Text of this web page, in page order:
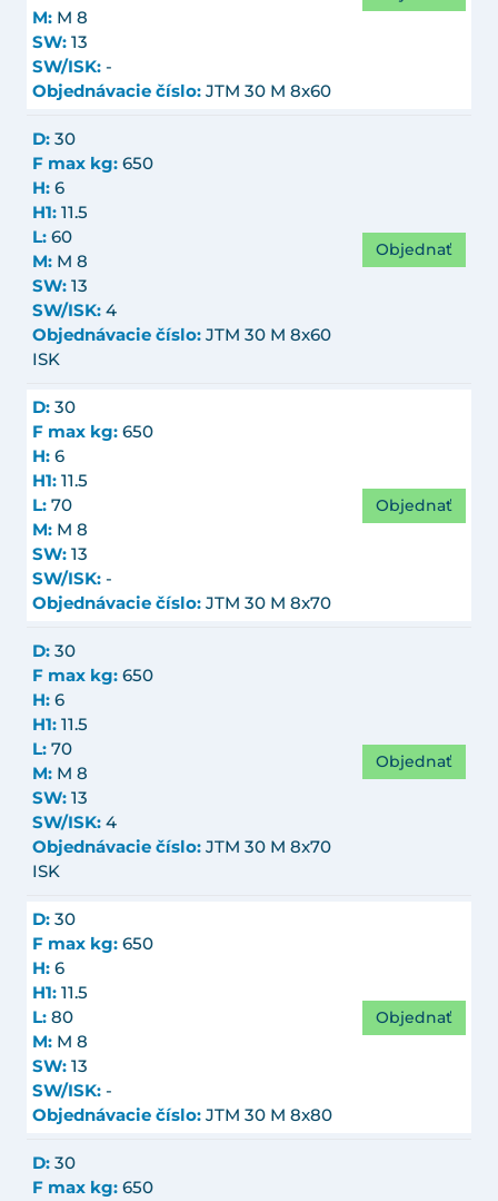
M: M 8
SW: 13
SW/ISK: -
Objednávacie číslo: JTM 30 M 8x60
D: 30
F max kg: 650
H: 6
H1: 11.5
L: 60
M: M 8
SW: 13
SW/ISK: 4
Objednávacie číslo: JTM 30 M 8x60
ISK
Objednať
D: 30
F max kg: 650
H: 6
H1: 11.5
L: 70
M: M 8
SW: 13
SW/ISK: -
Objednávacie číslo: JTM 30 M 8x70
Objednať
D: 30
F max kg: 650
H: 6
H1: 11.5
L: 70
M: M 8
SW: 13
SW/ISK: 4
Objednávacie číslo: JTM 30 M 8x70
ISK
Objednať
D: 30
F max kg: 650
H: 6
H1: 11.5
L: 80
M: M 8
SW: 13
SW/ISK: -
Objednávacie číslo: JTM 30 M 8x80
Objednať
D: 30
F max kg: 650